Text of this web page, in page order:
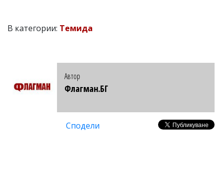
В категории: Темида
Автор
Флагман.БГ
Сподели